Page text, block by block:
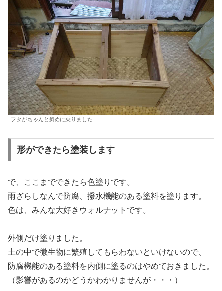
フタがちゃんと斜めに乗りました
形ができたら塗装します
で、ここまでできたら色塗りです。
雨ざらしなんで防腐、撥水機能のある塗料を塗ります。
色は、みんな大好きウォルナットです。
外側だけ塗りました。
土の中で微生物に繁殖してもらわないといけないので、
防腐機能のある塗料を内側に塗るのはやめておきました。
（影響があるのかどうかわかりませんが・・・）